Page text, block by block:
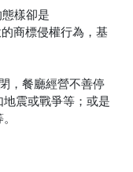
樣卻是
商標侵權行為，基
，餐廳經營不善停
震或戰爭等；或是